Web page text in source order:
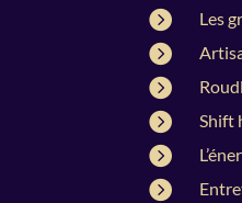
 Les


 Shift

